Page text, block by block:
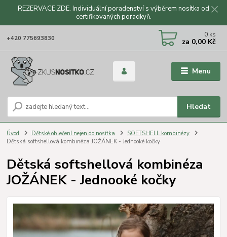
REZERVACE ZDE. Individuální poradenství s výběrem nosítka od
certifikovaných poradkyň.
Menu
Hledat
+420 775693830 0 ks
za 0,00 Kč
Úvod Dětské oblečení nejen do nosítka
SOFTSHELL kombinézy
Dětská softshellová kombinéza JOŽÁNEK - Jednooké kočky
Dětská softshellová kombinéza
JOŽÁNEK - Jednooké kočky